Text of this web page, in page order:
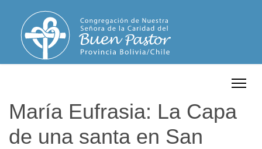
María Eufrasia: La Capa
de una santa en San